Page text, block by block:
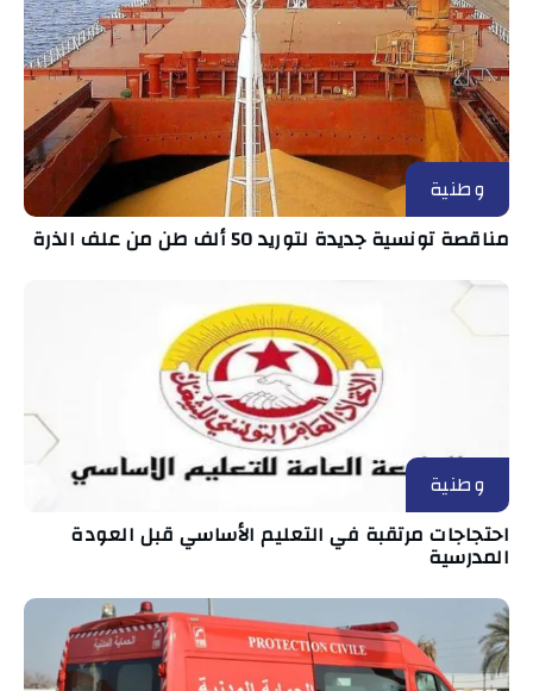
وطنية
مناقصة تونسية جديدة لتوريد 50 ألف طن من علف الذرة
وطنية
احتجاجات مرتقبة في التعليم الأساسي قبل العودة
المدرسية